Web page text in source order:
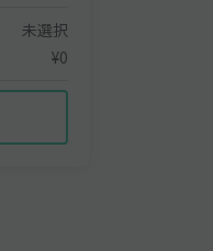
未選択
¥0